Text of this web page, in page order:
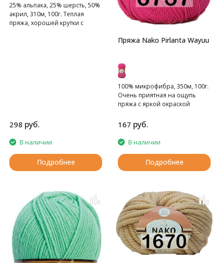
25% альпака, 25% шерсть, 50%
акрил, 310м, 100г. Теплая
пряжа, хорошей крутки с
298 руб.
В наличии
Подробнее
Пряжа Nako Pirlanta Wayuu
100% микрофибра, 350м, 100г.
Очень приятная на ощупь
пряжа с яркой окраской
167 руб.
В наличии
Подробнее